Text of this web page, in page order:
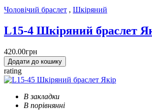
Чоловічий браслет , Шкіряний
L15-4 Шкіряний браслет
420.00грн
Додати до кошику
rating
В закладки
В порівнянні